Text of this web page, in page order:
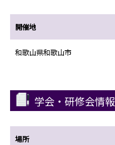
開催地
和歌山県和歌山市
学会・研修会情報
場所